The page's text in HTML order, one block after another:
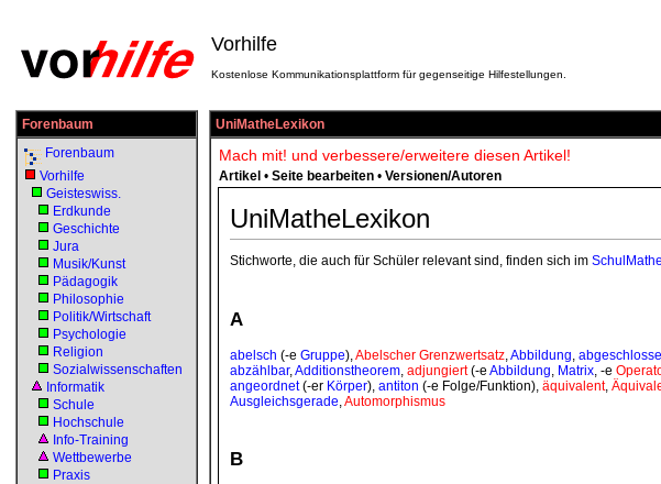
Vorhilfe
Kostenlose Kommunikationsplattform für gegenseitige Hilfestellungen.
Forenbaum
Forenbaum
Vorhilfe
Geisteswiss.
Erdkunde
Geschichte
Jura
Musik/Kunst
Pädagogik
Philosophie
Politik/Wirtschaft
Psychologie
Religion
Sozialwissenschaften
Informatik
Schule
Hochschule
Info-Training
Wettbewerbe
Praxis
UniMatheLexikon
Mach mit! und verbessere/erweitere diesen Artikel!
Artikel • Seite bearbeiten • Versionen/Autoren
UniMatheLexikon
Stichworte, die auch für Schüler relevant sind, finden sich im
A
abelsch (-e Gruppe),Abelscher Grenzwertsatz,Abbildung,
abzählbar,Additionstheorem, adjungiert(-e Abbildung, Matrix, -e
angeordnet(-er Körper), antiton (-e Folge/Funktion), äquivalent,
Ausgleichsgerade,Automorphismus
B